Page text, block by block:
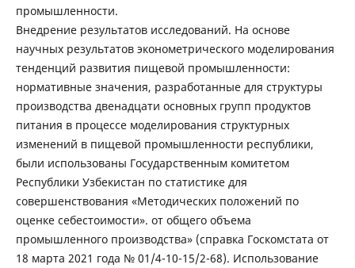
промышленности.
Внедрение результатов исследований. На основе
научных результатов эконометрического моделирования
тенденций развития пищевой промышленности:
нормативные значения, разработанные для структуры
производства двенадцати основных групп продуктов
питания в процессе моделирования структурных
изменений в пищевой промышленности республики,
были использованы Государственным комитетом
Республики Узбекистан по статистике для
совершенствования «Методических положений по
оценке себестоимости». от общего объема
промышленного производства» (справка Госкомстата от
18 марта 2021 года № 01/4-10-15/2-68). Использование